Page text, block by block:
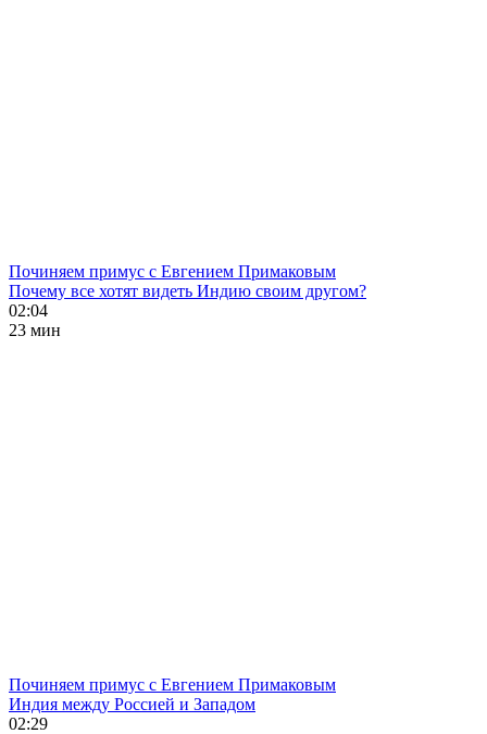
Починяем примус с Евгением Примаковым
Почему все хотят видеть Индию своим другом?
02:04
23 мин
Починяем примус с Евгением Примаковым
Индия между Россией и Западом
02:29